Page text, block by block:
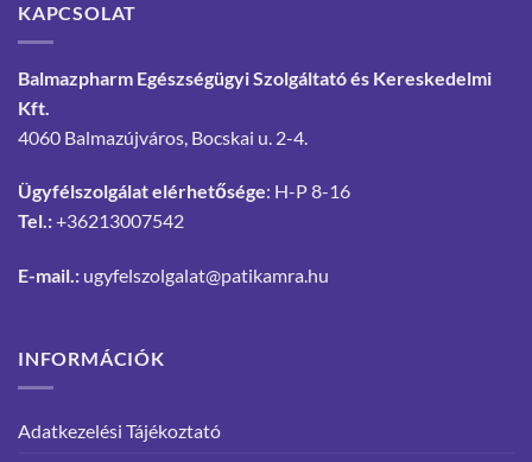
KAPCSOLAT
Balmazpharm Egészségügyi Szolgáltató és Kereskedelmi
Kft.
4060 Balmazújváros, Bocskai u. 2-4.
Ügyfélszolgálat elérhetősége: H-P 8-16
Tel.:+36213007542
E-mail.: ugyfelszolgalat@patikamra.hu
INFORMÁCIÓK
Adatkezelési Tájékoztató